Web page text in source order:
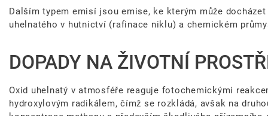
Dalším typem emisí jsou emise, ke kterým může
uhelnatého v hutnictví (rafinace niklu) a chemickém
DOPADY NA ŽIVOTNÍ
Oxid uhelnatý v atmosféře reaguje fotochemickými
hydroxylovým radikálem, čímž se rozkládá, avšak na